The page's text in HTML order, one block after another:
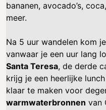
bananen, avocado’s,
meer.
Na 5 uur wandelen kom
vanwaar je een uur lang
Santa Teresa, de derde
krijg je een heerlijke
klaar te maken voor
warmwaterbronnen van